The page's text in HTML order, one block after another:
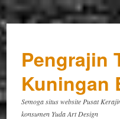
Pengrajin
Kuningan
Semoga situs website Pusat
konsumen Yuda Art Design